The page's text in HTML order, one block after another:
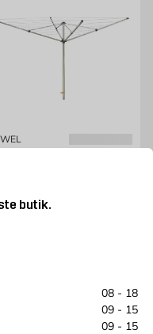
butik.
08 - 18
09 - 15
09 - 15
624 kr. /stk
KR.